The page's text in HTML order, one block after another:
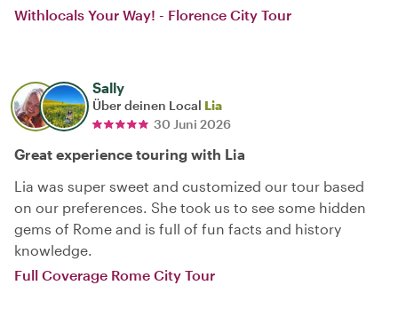
Withlocals Your Way! - Florence City Tour
Sally
Über deinen Local Lia
30 Juni 2026
Great experience touring with Lia
Lia was super sweet and customized our tour based
on our preferences. She took us to see some hidden
gems of Rome and is full of fun facts and history
knowledge.
Full Coverage Rome City Tour